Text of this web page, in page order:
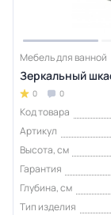
Мебель для ванной
Зеркальный
0 0
Код товара
Артикул
Высота, см
Гарантия
Глубина, см
Тип изделия